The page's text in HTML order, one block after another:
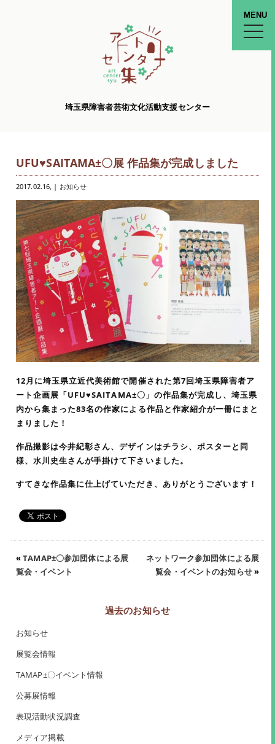
埼玉県障害者芸術文化活動支援センター
MENU
toggle
UFU♥SAITAMA±〇展 作品集が完成しました
2017.02.16, | お知らせ
12月に埼玉県立近代美術館で開催された第7回埼玉県障害者ア
ート企画展「UFU♥SAITAMA±〇」の作品集が完成し、埼玉県
内から集まった83名の作家による作品と作家紹介が一冊にまと
まりました！
作品撮影は今井紀彰さん、デザインはチラシ、ポスターと同
様、水川史生さんが手掛けて下さいました。
すてきな作品集に仕上げていただき、ありがとうございます！
«TAMAP±〇参加団体による展
覧会・イベント
ネットワーク参加団体による展
覧会・イベントのお知らせ»
過去のお知らせ
お知らせ
展覧会情報
TAMAP±〇イベント情報
公募展情報
表現活動状況調査
メディア掲載